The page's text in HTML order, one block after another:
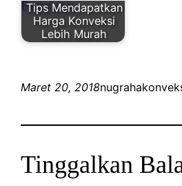
Tips Mendapatkan
Harga Konveksi
Lebih Murah
Maret 20, 2018
Tinggalkan